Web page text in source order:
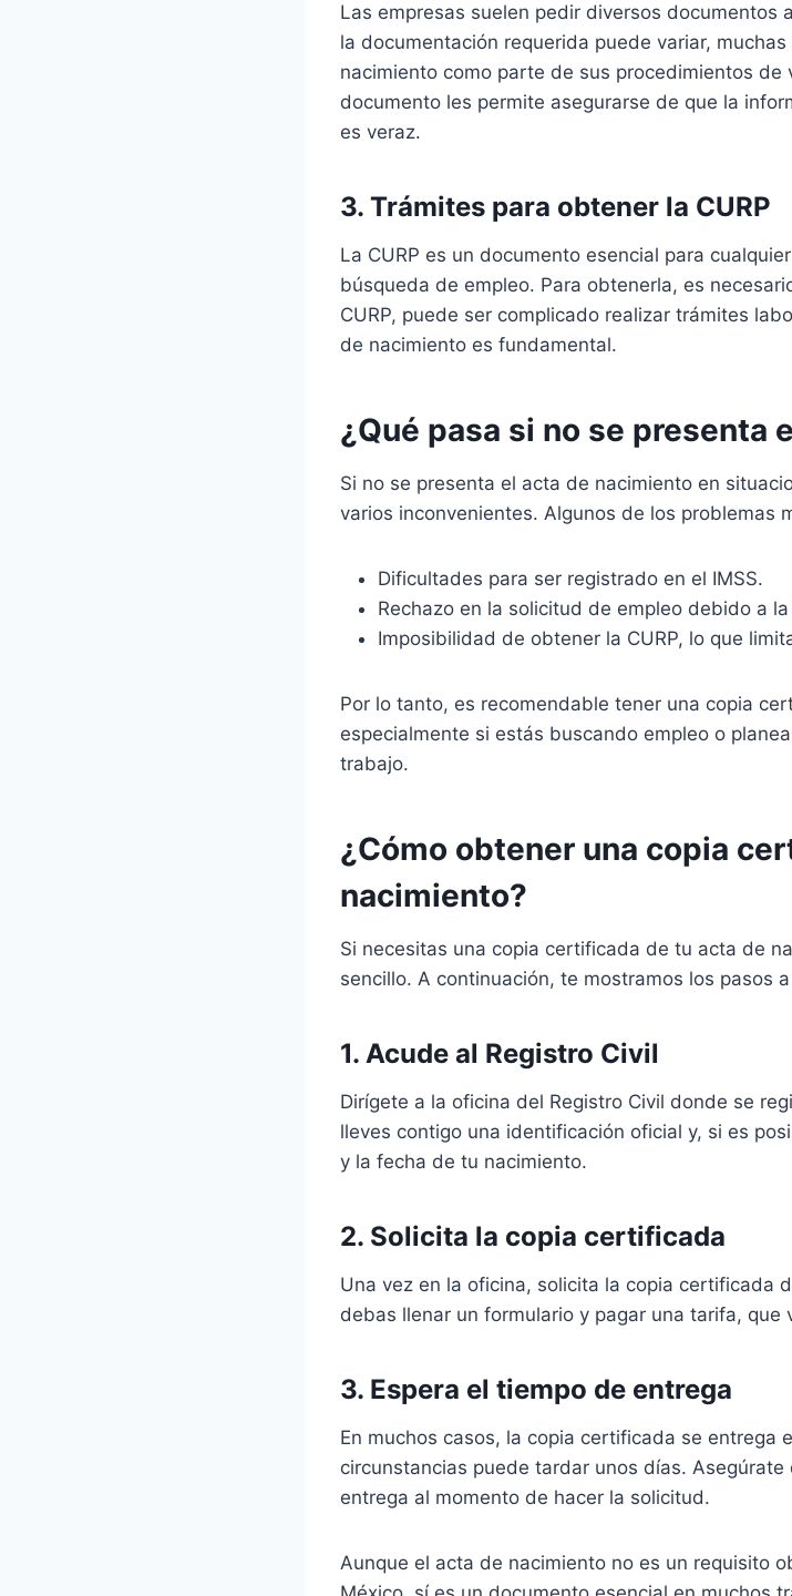
Las empresas suelen pedir diversos documentos
la documentación requerida puede variar,
nacimiento como parte de sus procedimientos
documento les permite asegurarse de que la
es veraz.
3. Trámites para obtener la CURP
La CURP es un documento esencial para
búsqueda de empleo. Para obtenerla, es
CURP, puede ser complicado realizar trámites
de nacimiento es fundamental.
¿Qué pasa si no se presenta
Si no se presenta el acta de nacimiento en
varios inconvenientes. Algunos de los problemas
Dificultades para ser registrado en el IMSS.
Rechazo en la solicitud de empleo debido a
Imposibilidad de obtener la CURP, lo que
Por lo tanto, es recomendable tener una copia
especialmente si estás buscando empleo o
trabajo.
¿Cómo obtener una copia
nacimiento?
Si necesitas una copia certificada de tu acta de
sencillo. A continuación, te mostramos los pasos
1. Acude al Registro Civil
Dirígete a la oficina del Registro Civil donde se
lleves contigo una identificación oficial y, si es
y la fecha de tu nacimiento.
2. Solicita la copia certificada
Una vez en la oficina, solicita la copia certificada
debas llenar un formulario y pagar una tarifa,
3. Espera el tiempo de entrega
En muchos casos, la copia certificada se entrega
circunstancias puede tardar unos días.
entrega al momento de hacer la solicitud.
Aunque el acta de nacimiento no es un requisito